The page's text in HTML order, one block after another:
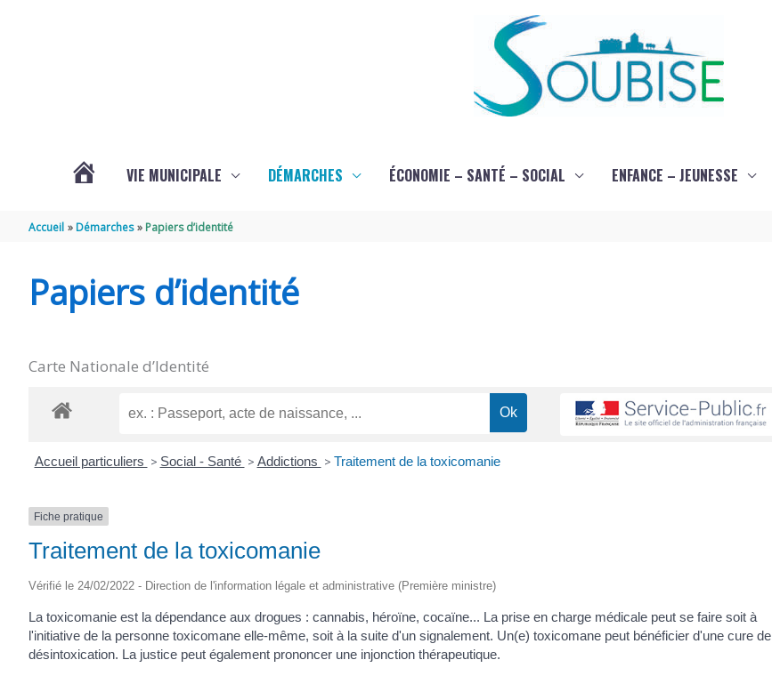
SOUBISE
VIE MUNICIPALE DÉMARCHES ÉCONOMIE – SANTÉ – SOCIAL ENFANCE – JEUNESSE
Accueil Démarches Papiers d’identité
Papiers d’identité
Carte Nationale d’Identité
Accueil particuliers > Social - Santé > Addictions > Traitement de la toxicomanie
Fiche pratique
Traitement de la toxicomanie
Vérifié le 24/02/2022 - Direction de l'information légale et administrative (Première ministre)
La toxicomanie est la dépendance aux drogues : cannabis, héroïne, cocaïne... La prise en charge médicale peut se faire soit à
l'initiative de la personne toxicomane elle-même, soit à la suite d'un signalement. Un(e) toxicomane peut bénéficier d'une cure de
désintoxication. La justice peut également prononcer une injonction thérapeutique.